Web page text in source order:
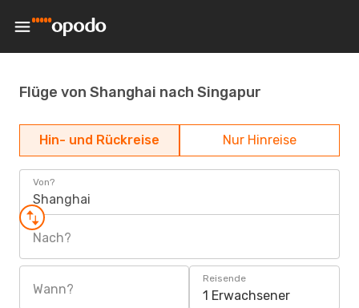
Flüge von Shanghai nach Singapur
Hin- und Rückreise Nur Hinreise
Von?
Shanghai
Nach?
Wann?
Reisende
1 Erwachsener